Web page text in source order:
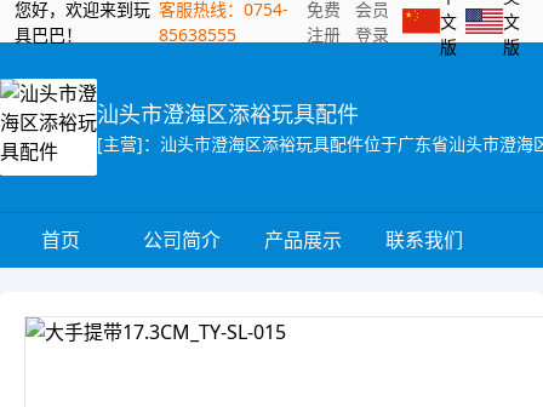
您好，欢迎来到玩
具巴巴！
客服热线：0754-
85638555
免费
注册
会员
登录
文
版
文
版
汕头市澄海区添裕玩具配件
首页 公司简介 产品展示 联系我们